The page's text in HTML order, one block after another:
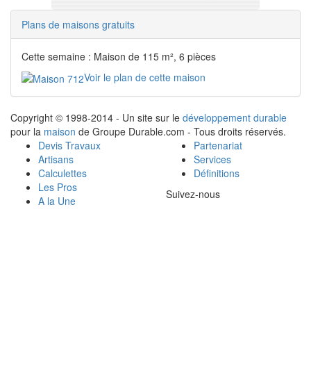
Plans de maisons gratuits
Cette semaine : Maison de 115 m², 6 pièces
Voir le plan de cette maison
Copyright © 1998-2014 - Un site sur le développement durable
pour la maison de Groupe Durable.com - Tous droits réservés.
Devis Travaux
Artisans
Calculettes
Les Pros
A la Une
Partenariat
Services
Définitions
Suivez-nous